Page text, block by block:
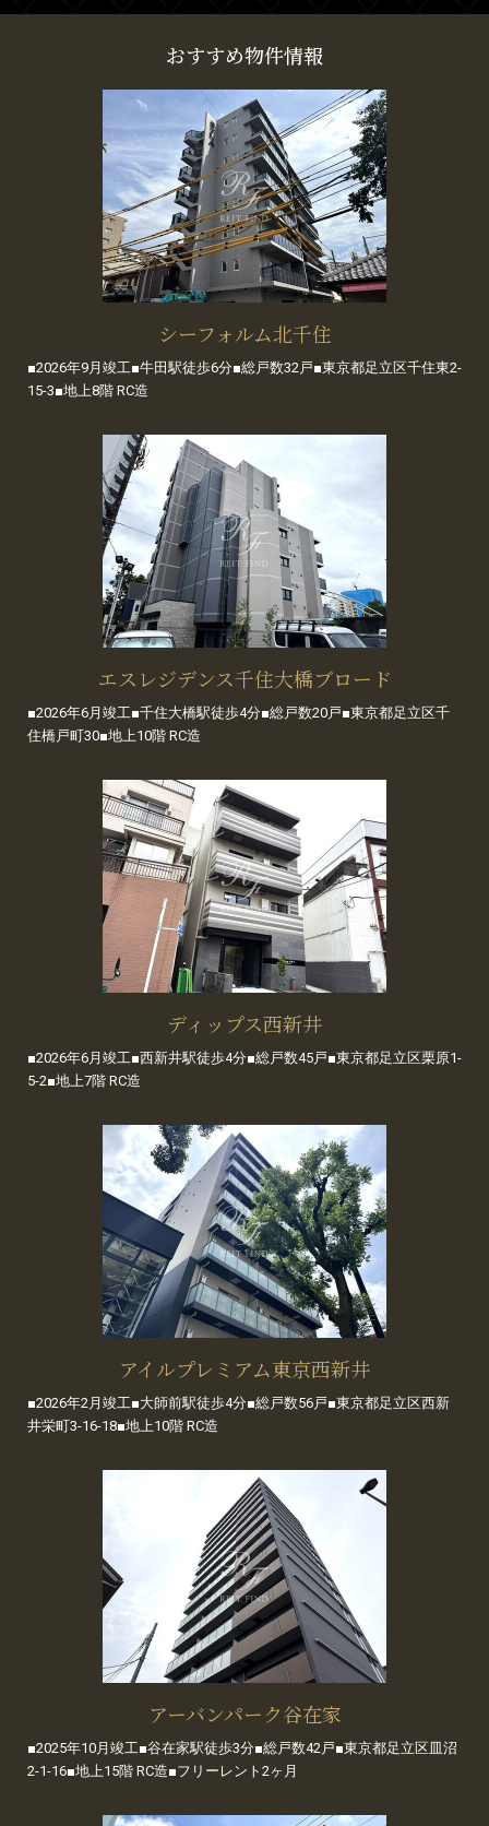
おすすめ物件情報
シーフォルム北千住
■2026年9月竣工■牛田駅徒歩6分■総戸数32戸■東京都足立区千住東2-
15-3■地上8階 RC造
エスレジデンス千住大橋ブロード
■2026年6月竣工■千住大橋駅徒歩4分■総戸数20戸■東京都足立区千
住橋戸町30■地上10階 RC造
ディップス西新井
■2026年6月竣工■西新井駅徒歩4分■総戸数45戸■東京都足立区栗原1-
5-2■地上7階 RC造
アイルプレミアム東京西新井
■2026年2月竣工■大師前駅徒歩4分■総戸数56戸■東京都足立区西新
井栄町3-16-18■地上10階 RC造
アーバンパーク谷在家
■2025年10月竣工■谷在家駅徒歩3分■総戸数42戸■東京都足立区皿沼
2-1-16■地上15階 RC造■フリーレント2ヶ月